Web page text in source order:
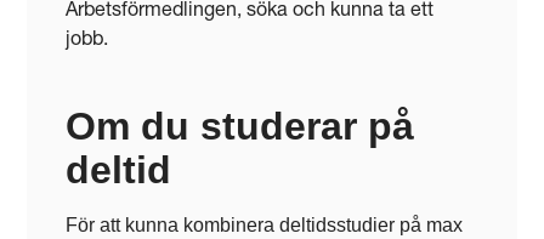
Arbetsförmedlingen, söka och kunna ta ett
jobb.
Om du studerar på
deltid
För att kunna kombinera deltidsstudier på max